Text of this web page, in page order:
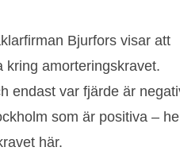
Bjurfors visar att
kring amorteringskravet.
endast var fjärde är
som är positiva –
här.